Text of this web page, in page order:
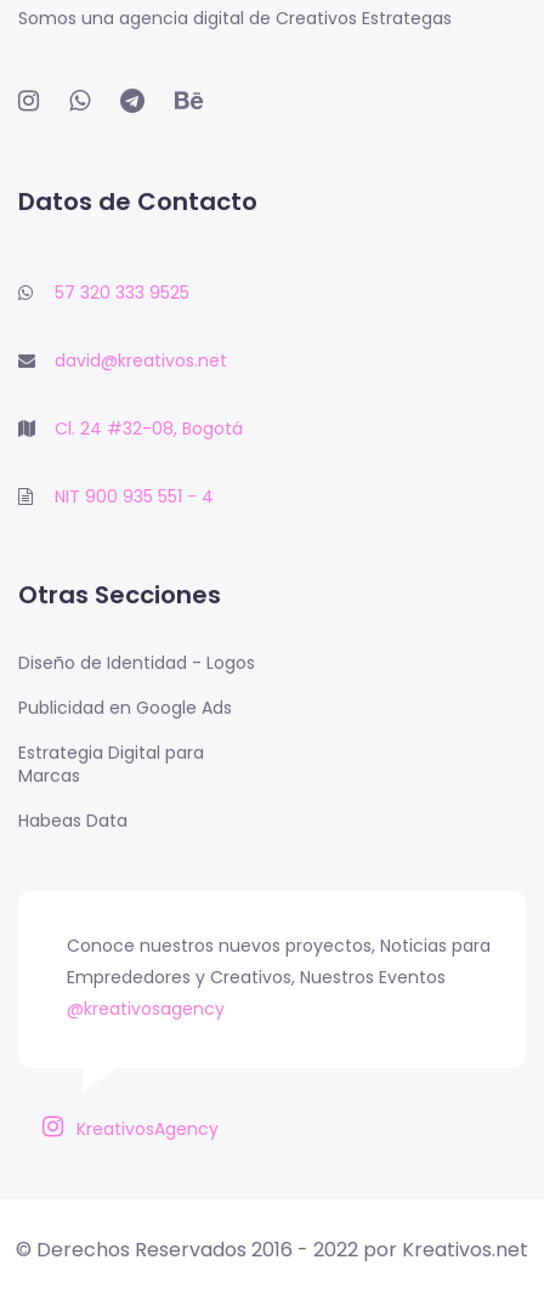
Somos una agencia digital de Creativos Estrategas
Datos de Contacto
57 320 333 9525
david@kreativos.net
Cl. 24 #32-08, Bogotá
NIT 900 935 551 - 4
Otras Secciones
Diseño de Identidad - Logos
Publicidad en Google Ads
Estrategia Digital para
Marcas
Habeas Data
Conoce nuestros nuevos proyectos, Noticias para
Emprededores y Creativos, Nuestros Eventos
@kreativosagency
KreativosAgency
© Derechos Reservados 2016 - 2022 por Kreativos.net